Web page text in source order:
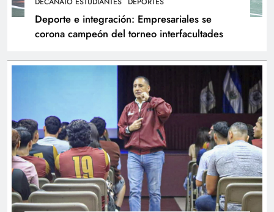
Deporte e integración: Empresariales se
corona campeón del torneo interfacultades